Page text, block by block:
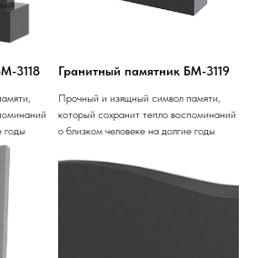
3118
годы
Гранитный памятник БМ-3119
Прочный и изящный символ памяти,
который сохранит тепло воспоминаний
о близком человеке на долгие годы